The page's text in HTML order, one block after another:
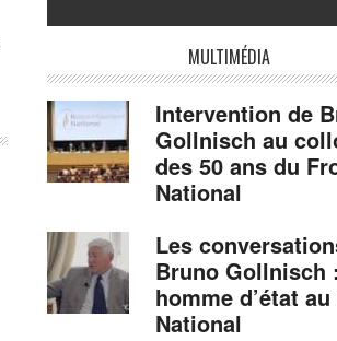
MULTIMÉDIA
Intervention de
Gollnisch au
des 50 ans du
National
Les
Bruno Gollnisch
homme d’état
National